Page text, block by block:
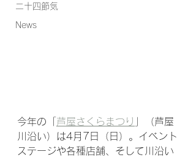
二十四節気
News
今年の「 芦屋さくらまつり
」（芦屋
川沿い）は4月7日（日）。イベント
ステージや各種店舗、そして川沿い